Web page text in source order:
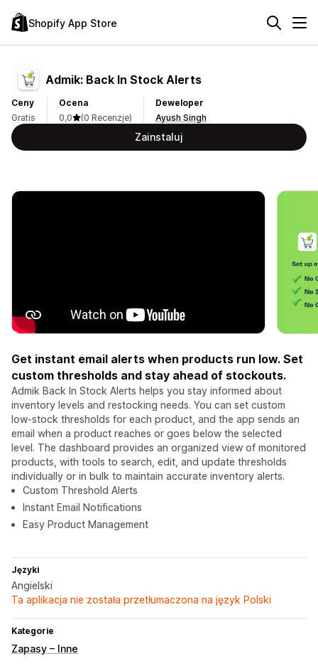
Shopify App Store
Admik: Back In Stock Alerts
Ceny
Gratis
Ocena
0,0
(0 Recenzje)
Deweloper
Ayush Singh
Zainstaluj
Get instant email alerts when products run low. Set
custom thresholds and stay ahead of stockouts.
Admik Back In Stock Alerts helps you stay informed about
inventory levels and restocking needs. You can set custom
low-stock thresholds for each product, and the app sends an
email when a product reaches or goes below the selected
level. The dashboard provides an organized view of monitored
products, with tools to search, edit, and update thresholds
individually or in bulk to maintain accurate inventory alerts.
Custom Threshold Alerts
Instant Email Notifications
Easy Product Management
Języki
Angielski
Ta aplikacja nie została przetłumaczona na język Polski
Kategorie
Zapasy – Inne